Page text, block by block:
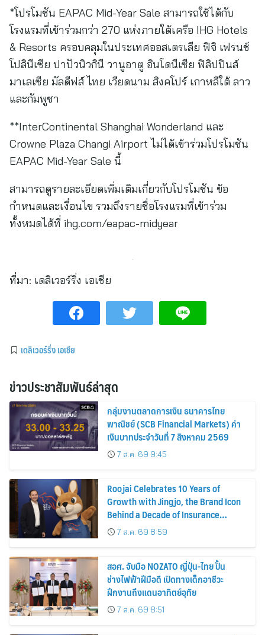
*โปรโมชัน EAPAC Mid-Year Sale สามารถใช้ได้กับ
โรงแรมที่เข้าร่วมกว่า 270 แห่งภายใต้เครือ IHG Hotels
& Resorts ครอบคลุมในประเทศออสเตรเลีย ฟิจิ เฟรนช์
โปลินีเซีย ปาปัวนิวกินี วานูอาตู อินโดนีเซีย ฟิลิปปินส์
มาเลเซีย มัลดีฟส์ ไทย เวียดนาม สิงคโปร์ เกาหลีใต้ ลาว
และกัมพูชา
**InterContinental Shanghai Wonderland และ
Crowne Plaza Changi Airport ไม่ได้เข้าร่วมโปรโมชัน
EAPAC Mid-Year Sale นี้
สามารถดูรายละเอียดเพิ่มเติมเกี่ยวกับโปรโมชัน ข้อ
กำหนดและเงื่อนไข รวมถึงรายชื่อโรงแรมที่เข้าร่วม
ทั้งหมดได้ที่ ihg.com/eapac-midyear
ที่มา: เดลิเวอร์ริ่ง เอเชีย
เดลิเวอร์ริ่ง เอเชีย
ข่าวประชาสัมพันธ์ล่าสุด
กลุ่มงานตลาดการเงิน ธนาคารไทย
พาณิชย์ (SCB Financial Markets) ค่า
เงินบาทประจำวันที่ 7 สิงหาคม 2569
7 ส.ค. 69 9:45
Roojai Celebrates 10 Years of
Growth with Jingjo, the Brand Icon
Behind a Decade of Insurance
Innovation
7 ส.ค. 69 8:59
สอศ. จับมือ NOZATO ญี่ปุ่น-ไทย ปั้น
ช่างไฟฟ้าฝีมือดี เปิดทางเด็กอาชีวะ
ฝึกงานถึงแดนอาทิตย์อุทัย
7 ส.ค. 69 8:51